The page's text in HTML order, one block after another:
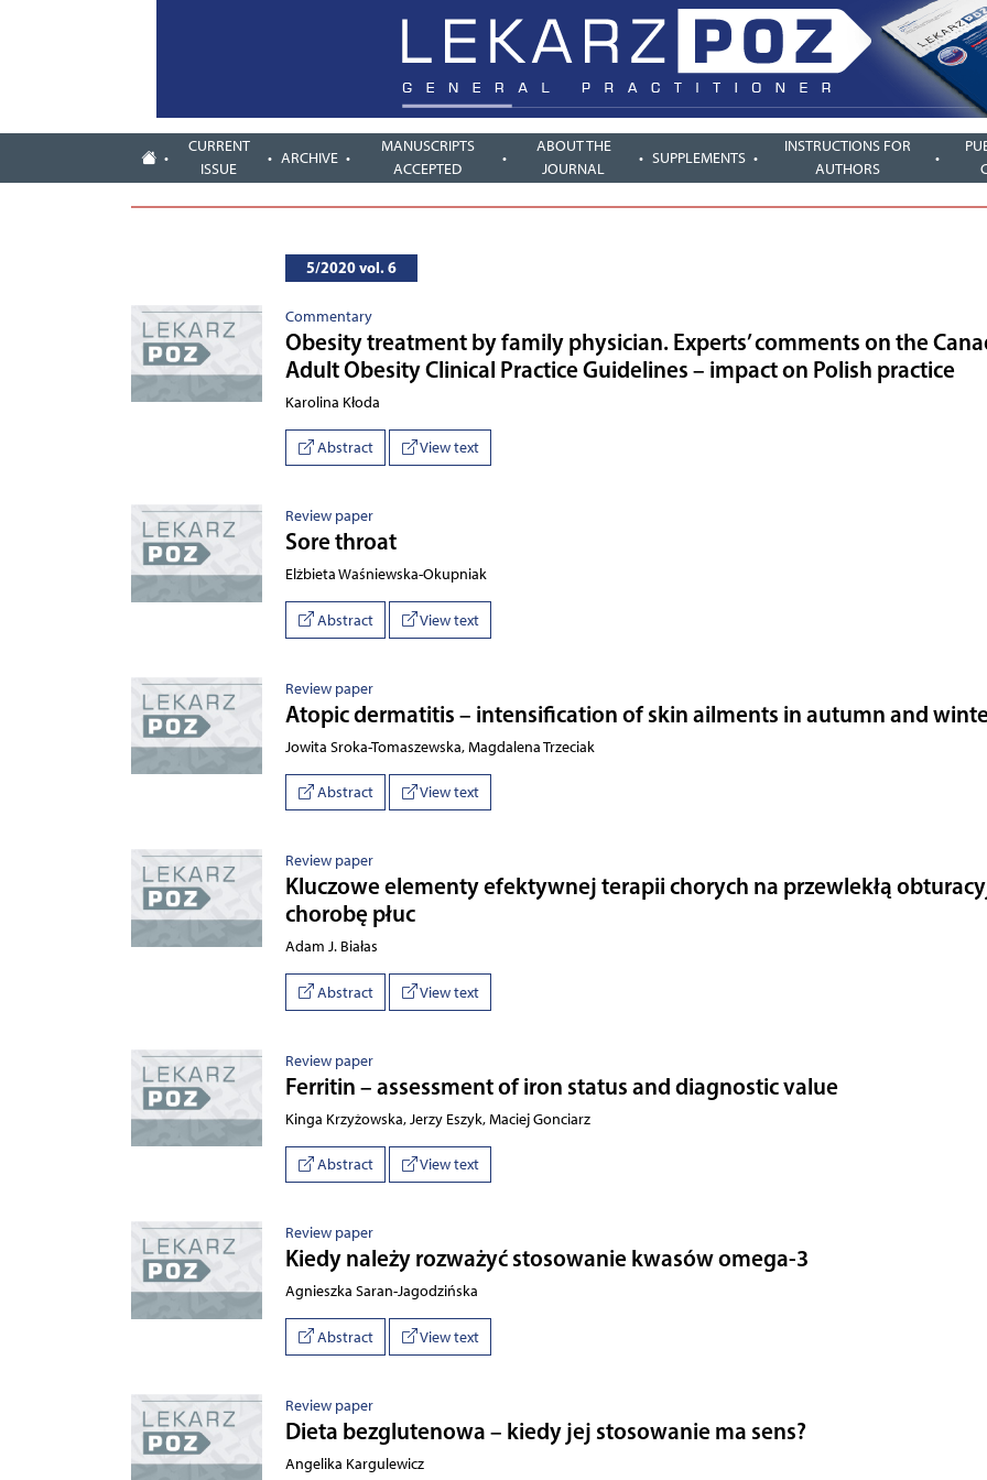
CURRENT
ISSUE
ARCHIVE
MANUSCRIPTS
ACCEPTED
ABOUT THE
JOURNAL
SUPPLEMENTS
INSTRUCTIONS FOR
AUTHORS
5/2020 vol. 6
Commentary
Obesity treatment by family physician. Experts’ comments on the
Adult Obesity Clinical Practice Guidelines – impact on Polish practice
Karolina Kłoda
Abstract View text
Review paper
Sore throat
Elżbieta Waśniewska-Okupniak
Abstract View text
Review paper
Atopic dermatitis – intensification of skin ailments in autumn and
Jowita Sroka-Tomaszewska, Magdalena Trzeciak
Abstract View text
Review paper
Kluczowe elementy efektywnej terapii chorych na przewlekłą
chorobę płuc
Adam J. Białas
Abstract View text
Review paper
Ferritin – assessment of iron status and diagnostic value
Kinga Krzyżowska, Jerzy Eszyk, Maciej Gonciarz
Abstract View text
Review paper
Kiedy należy rozważyć stosowanie kwasów omega-3
Agnieszka Saran-Jagodzińska
Abstract View text
Review paper
Dieta bezglutenowa – kiedy jej stosowanie ma sens?
Angelika Kargulewicz